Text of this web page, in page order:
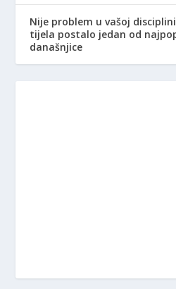
Nije problem u vašoj
tijela postalo jedan od
današnjice